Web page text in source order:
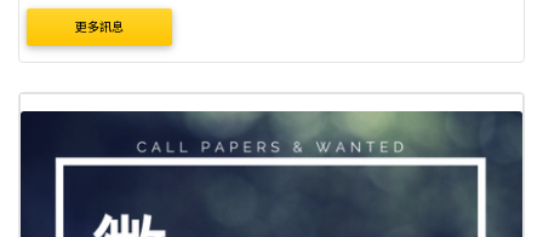
用，詳如說明，請查照。 說明： 一、旨案係本館透過教案徵
選及委託專業教師製作之教案，已....
更多訊息